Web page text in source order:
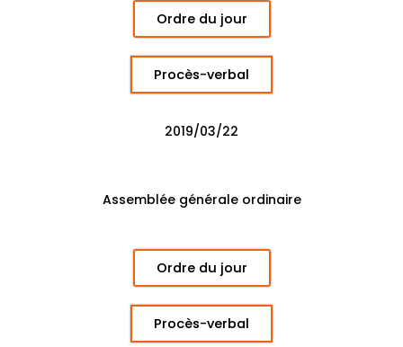
Ordre du jour
Procès-verbal
2019/03/22
Assemblée générale ordinaire
Ordre du jour
Procès-verbal